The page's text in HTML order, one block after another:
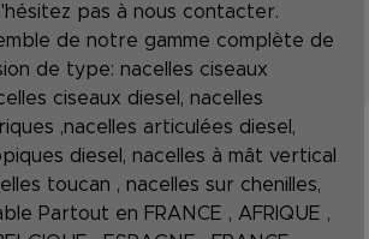
pas à nous contacter.
de notre gamme complète de
de type: nacelles ciseaux
ciseaux diesel, nacelles
,nacelles articulées diesel,
diesel, nacelles à mât vertical
toucan , nacelles sur chenilles,
Partout en FRANCE , AFRIQUE ,